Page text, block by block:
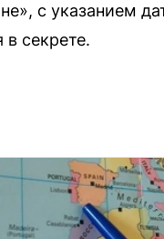
с указанием
секрете.